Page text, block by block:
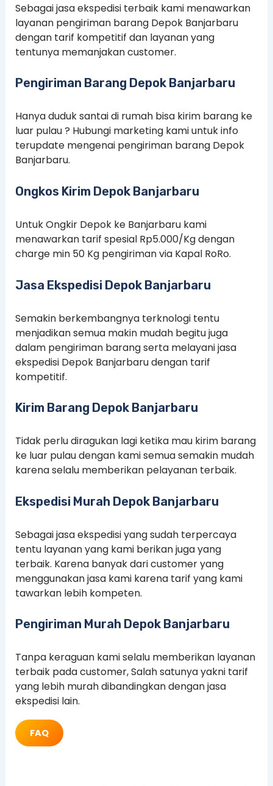
Sebagai jasa ekspedisi terbaik kami menawarkan
layanan pengiriman barang Depok Banjarbaru
dengan tarif kompetitif dan layanan yang
tentunya memanjakan customer.
Pengiriman Barang Depok Banjarbaru
Hanya duduk santai di rumah bisa kirim barang ke
luar pulau ? Hubungi marketing kami untuk info
terupdate mengenai pengiriman barang Depok
Banjarbaru.
Ongkos Kirim Depok Banjarbaru
Untuk Ongkir Depok ke Banjarbaru kami
menawarkan tarif spesial Rp5.000/Kg dengan
charge min 50 Kg pengiriman via Kapal RoRo.
Jasa Ekspedisi Depok Banjarbaru
Semakin berkembangnya terknologi tentu
menjadikan semua makin mudah begitu juga
dalam pengiriman barang serta melayani jasa
ekspedisi Depok Banjarbaru dengan tarif
kompetitif.
Kirim Barang Depok Banjarbaru
Tidak perlu diragukan lagi ketika mau kirim barang
ke luar pulau dengan kami semua semakin mudah
karena selalu memberikan pelayanan terbaik.
Ekspedisi Murah Depok Banjarbaru
Sebagai jasa ekspedisi yang sudah terpercaya
tentu layanan yang kami berikan juga yang
terbaik. Karena banyak dari customer yang
menggunakan jasa kami karena tarif yang kami
tawarkan lebih kompeten.
Pengiriman Murah Depok Banjarbaru
Tanpa keraguan kami selalu memberikan layanan
terbaik pada customer, Salah satunya yakni tarif
yang lebih murah dibandingkan dengan jasa
ekspedisi lain.
FAQ